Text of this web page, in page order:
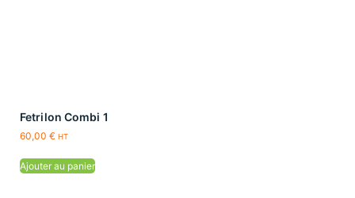
Fetrilon Combi 1
60,00 € HT
Ajouter au panier